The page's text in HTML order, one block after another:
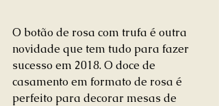
O botão de rosa com trufa é outra
novidade que tem tudo para fazer
sucesso em 2018. O doce de
casamento em formato de rosa é
perfeito para decorar mesas de